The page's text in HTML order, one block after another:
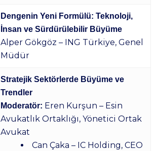
Dengenin Yeni Formülü: Teknoloji,
İnsan ve Sürdürülebilir Büyüme
Alper Gökgöz – ING Türkiye, Genel
Müdür
Stratejik Sektörlerde Büyüme ve
Trendler
Moderatör: Eren Kurşun – Esin
Avukatlık Ortaklığı, Yönetici Ortak
Avukat
Can Çaka – IC Holding, CEO